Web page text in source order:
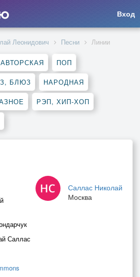
Вход
Леонидович Песни Линии
ПОП
БЛЮЗ НАРОДНАЯ
РЭП, ХИП-ХОП
Саллас Николай
Москва
Саллас